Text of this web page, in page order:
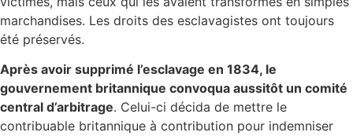
marchandises. Les droits des esclavagistes ont toujours
été préservés.
Après avoir supprimé l’esclavage en 1834, le
gouvernement britannique convoqua aussitôt un comité
central d’arbitrage. Celui-ci décida de mettre le
contribuable britannique à contribution pour indemniser